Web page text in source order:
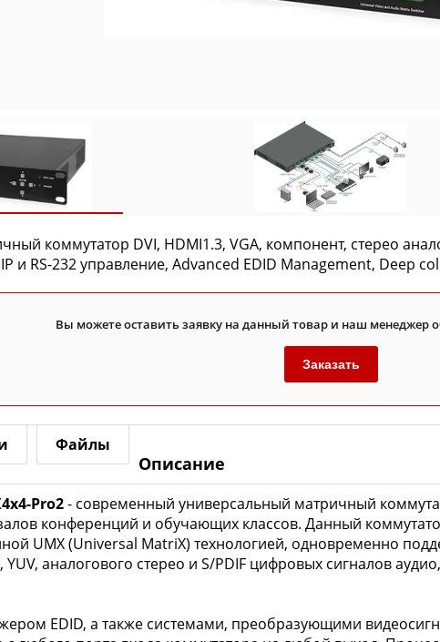
коммутатор DVI, HDMI1.3, VGA, компонент, стерео
и RS-232 управление, Advanced EDID Management, Deep
Вы можете оставить заявку на данный товар и наш менеджер
Заказать
Файлы
Описание
Pro2- современный универсальный матричный
конференций и обучающих классов. Данный
UMX (Universal MatriX) технологией, одновременно
YUV, аналогового стерео и S/PDIF цифровых сигналов
EDID, а также системами, преобразующими